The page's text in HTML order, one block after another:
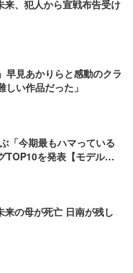
来、犯人から宣戦布告受け
早見あかりらと感動のクラ
い作品だった」
「今期最もハマっている
TOP10を発表【モデルプ
来の母が死亡 日南が残し